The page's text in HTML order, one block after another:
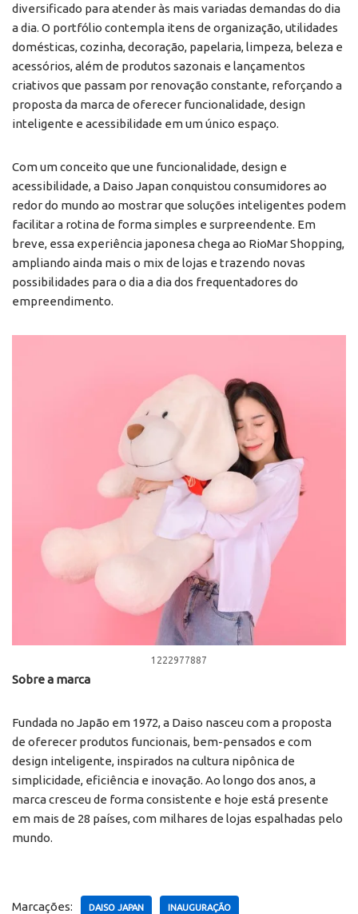
diversificado para atender às mais variadas demandas do dia
a dia. O portfólio contempla itens de organização, utilidades
domésticas, cozinha, decoração, papelaria, limpeza, beleza e
acessórios, além de produtos sazonais e lançamentos
criativos que passam por renovação constante, reforçando a
proposta da marca de oferecer funcionalidade, design
inteligente e acessibilidade em um único espaço.
Com um conceito que une funcionalidade, design e
acessibilidade, a Daiso Japan conquistou consumidores ao
redor do mundo ao mostrar que soluções inteligentes podem
facilitar a rotina de forma simples e surpreendente. Em
breve, essa experiência japonesa chega ao RioMar Shopping,
ampliando ainda mais o mix de lojas e trazendo novas
possibilidades para o dia a dia dos frequentadores do
empreendimento.
1222977887
Sobre a marca
Fundada no Japão em 1972, a Daiso nasceu com a proposta
de oferecer produtos funcionais, bem-pensados e com
design inteligente, inspirados na cultura nipônica de
simplicidade, eficiência e inovação. Ao longo dos anos, a
marca cresceu de forma consistente e hoje está presente
em mais de 28 países, com milhares de lojas espalhadas pelo
mundo.
Marcações: DAISO JAPAN INAUGURAÇÃO